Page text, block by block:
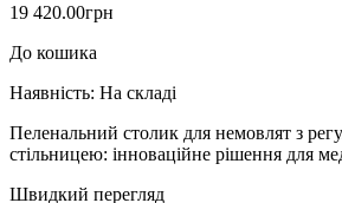
19 420.00грн
До кошика
Наявність: На складі
Пеленальний столик для немовлят з
стільницею: інноваційне рішення для
Швидкий перегляд